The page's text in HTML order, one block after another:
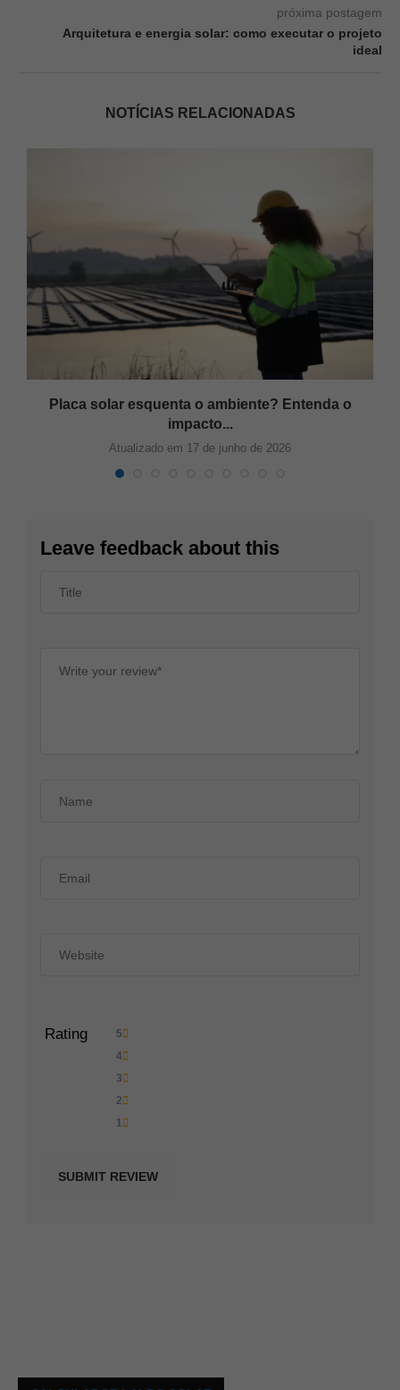
próxima postagem
Arquitetura e energia solar: como executar o projeto
ideal
NOTÍCIAS RELACIONADAS
Placa solar esquenta o ambiente? Entenda o
impacto...
Atualizado em 17 de junho de 2026
Leave feedback about this
Rating
5
4
3
2
1